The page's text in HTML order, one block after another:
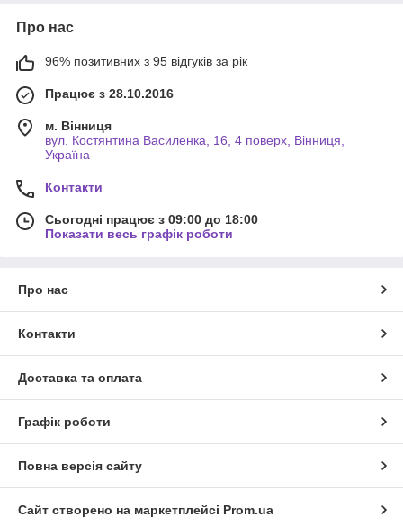
Про нас
96% позитивних з 95 відгуків за рік
Працює з 28.10.2016
м. Вінниця
вул. Костянтина Василенка, 16, 4 поверх, Вінниця,
Україна
Контакти
Сьогодні працює з 09:00 до 18:00
Показати весь графік роботи
Про нас
Контакти
Доставка та оплата
Графік роботи
Повна версія сайту
Сайт створено на маркетплейсі Prom.ua